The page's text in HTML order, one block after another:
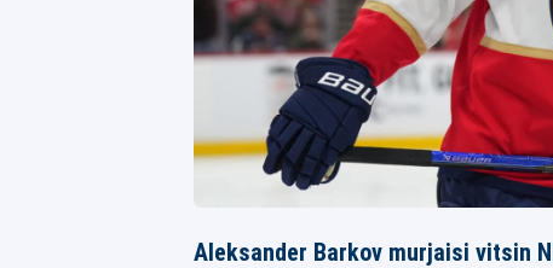
Aleksander Barkov murjaisi vitsin